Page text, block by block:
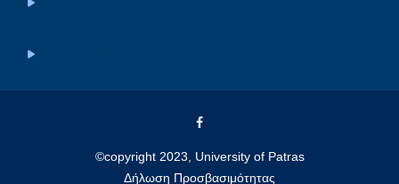
©copyright 2023, University of Patras
Δήλωση Προσβασιμότητας